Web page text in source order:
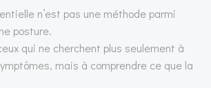
n’est pas une méthode parmi
posture.
qui ne cherchent plus seulement à
mais à comprendre ce que la